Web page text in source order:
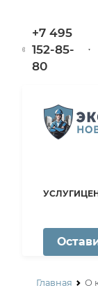
+7 495
152-85-
80
УСЛУГИ
Главная О